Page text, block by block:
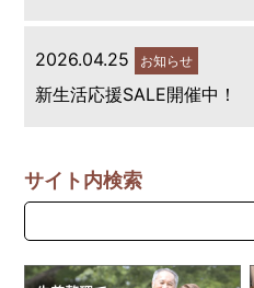
2026.04.25 お知らせ
新生活応援SALE開催中！
サイト内検索